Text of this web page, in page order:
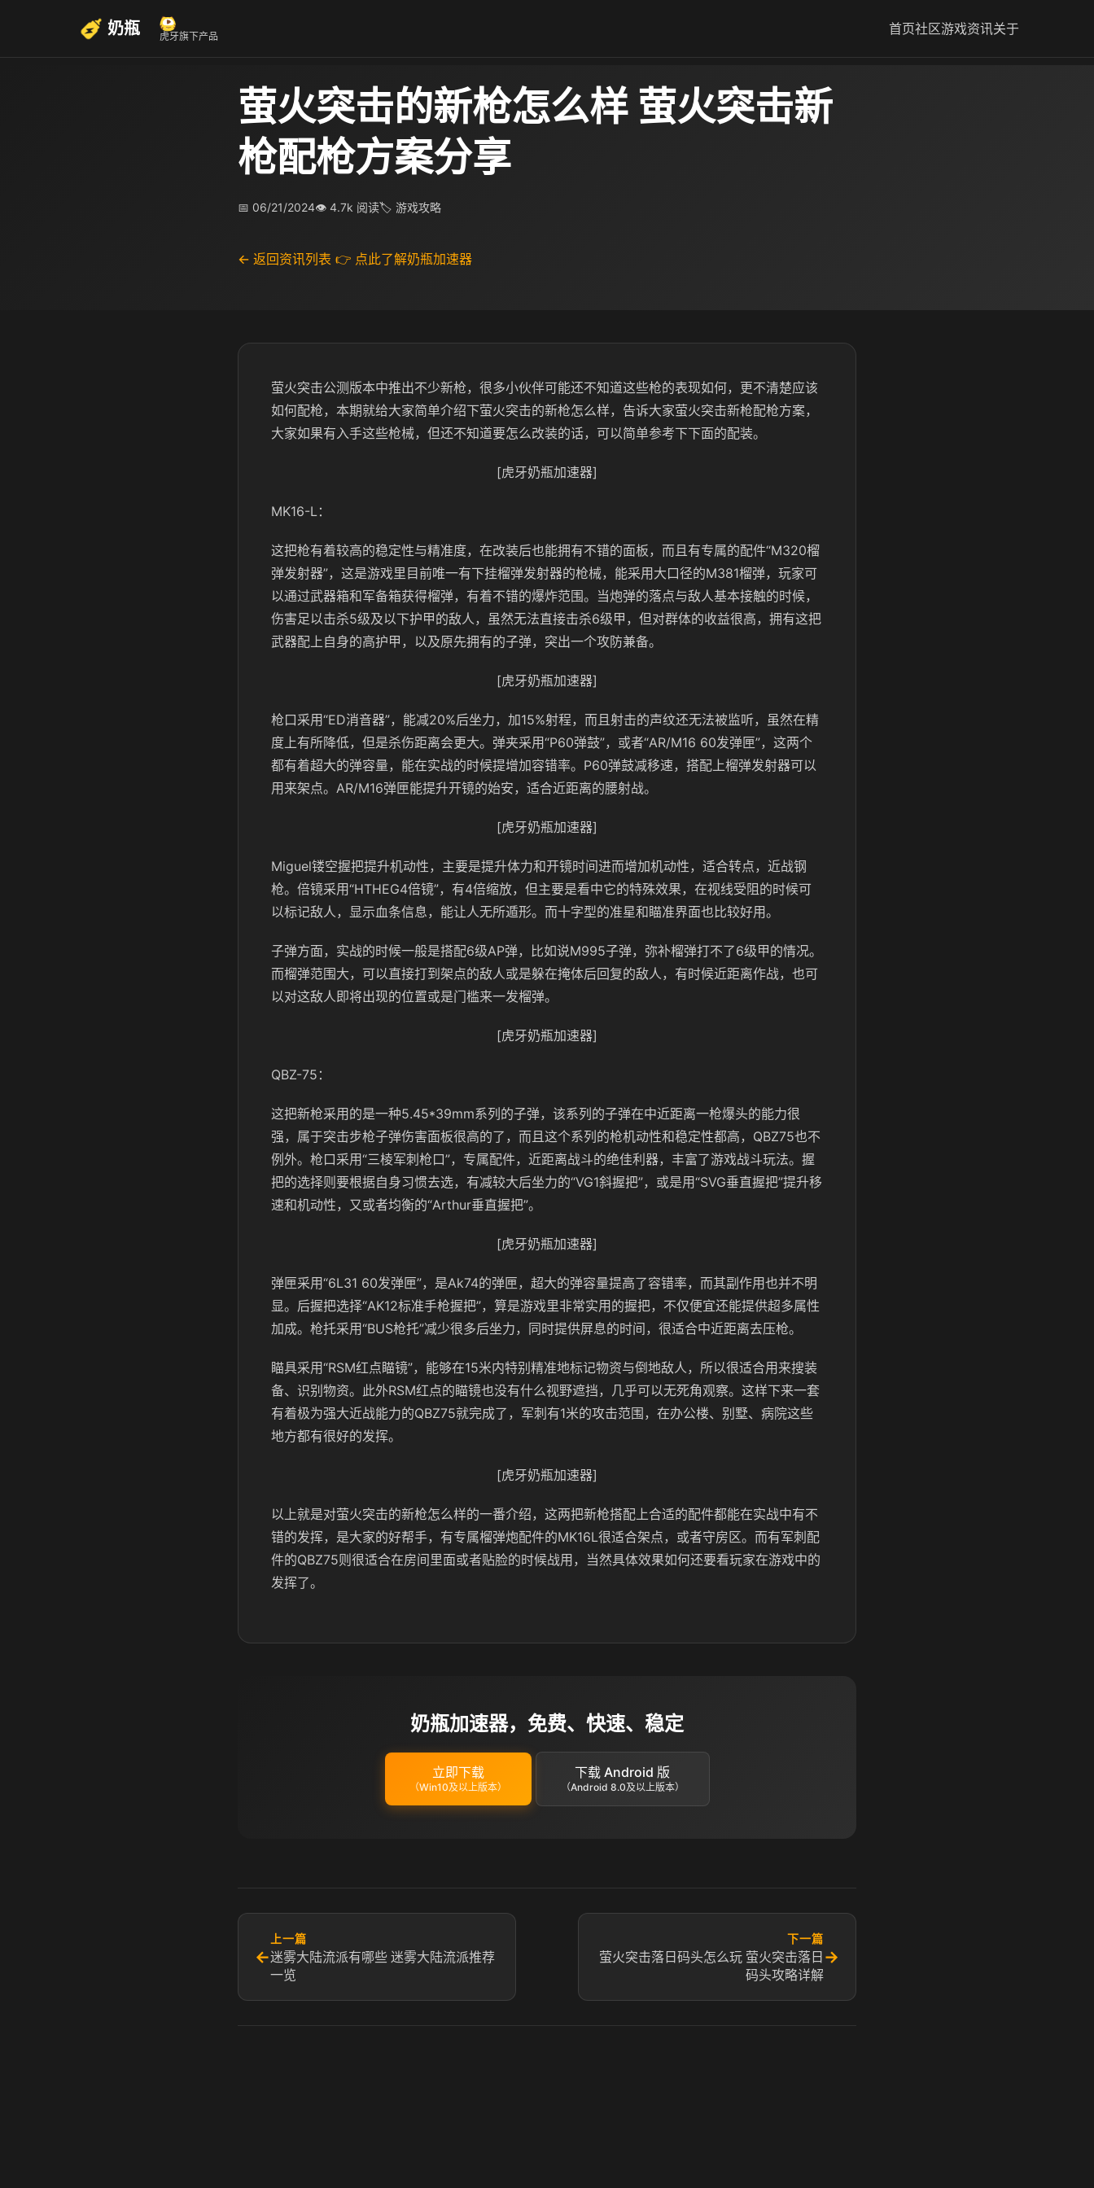
奶瓶 虎牙旗下产品 首页社区游戏资讯关于
萤火突击的新枪怎么样 萤火突击新
枪配枪方案​分享
📅 06/21/2024👁 4.7k 阅读🏷 游戏攻略
← 返回资讯列表 👉 点此了解奶瓶加速器
萤火突击公测版本中推出不少新枪，很多小伙伴可能还不知道这些枪的表现如何，更不清楚应该
如何配枪，本期就给大家简单介绍下萤火突击的新枪怎么样，告诉大家萤火突击新枪配枪方案，
大家如果有入手这些枪械，但还不知道要怎么改装的话，可以简单参考下下面的配装。
[虎牙奶瓶加速器]
MK16-L：
这把枪有着较高的稳定性与精准度，在改装后也能拥有不错的面板，而且有专属的配件“M320榴
弹发射器”，这是游戏里目前唯一有下挂榴弹发射器的枪械，能采用大口径的M381榴弹，玩家可
以通过武器箱和军备箱获得榴弹，有着不错的爆炸范围。当炮弹的落点与敌人基本接触的时候，
伤害足以击杀5级及以下护甲的敌人，虽然无法直接击杀6级甲，但对群体的收益很高，拥有这把
武器配上自身的高护甲，以及原先拥有的子弹，突出一个攻防兼备。
[虎牙奶瓶加速器]
枪口采用“ED消音器”，能减20%后坐力，加15%射程，而且射击的声纹还无法被监听，虽然在精
度上有所降低，但是杀伤距离会更大。弹夹采用“P60弹鼓”，或者“AR/M16 60发弹匣”，这两个
都有着超大的弹容量，能在实战的时候提增加容错率。P60弹鼓减移速，搭配上榴弹发射器可以
用来架点。AR/M16弹匣能提升开镜的始安，适合近距离的腰射战。
[虎牙奶瓶加速器]
Miguel镂空握把提升机动性，主要是提升体力和开镜时间进而增加机动性，适合转点，近战钢
枪。倍镜采用“HTHEG4倍镜”，有4倍缩放，但主要是看中它的特殊效果，在视线受阻的时候可
以标记敌人，显示血条信息，能让人无所遁形。而十字型的准星和瞄准界面也比较好用。
子弹方面，实战的时候一般是搭配6级AP弹，比如说M995子弹，弥补榴弹打不了6级甲的情况。
而榴弹范围大，可以直接打到架点的敌人或是躲在掩体后回复的敌人，有时候近距离作战，也可
以对这敌人即将出现的位置或是门槛来一发榴弹。
[虎牙奶瓶加速器]
QBZ-75：
这把新枪采用的是一种5.45*39mm系列的子弹，该系列的子弹在中近距离一枪爆头的能力很
强，属于突击步枪子弹伤害面板很高的了，而且这个系列的枪机动性和稳定性都高，QBZ75也不
例外。枪口采用“三棱军刺枪口”，专属配件，近距离战斗的绝佳利器，丰富了游戏战斗玩法。握
把的选择则要根据自身习惯去选，有减较大后坐力的“VG1斜握把”，或是用“SVG垂直握把”提升移
速和机动性，又或者均衡的“Arthur垂直握把”。
[虎牙奶瓶加速器]
弹匣采用“6L31 60发弹匣”，是Ak74的弹匣，超大的弹容量提高了容错率，而其副作用也并不明
显。后握把选择“AK12标准手枪握把”，算是游戏里非常实用的握把，不仅便宜还能提供超多属性
加成。枪托采用“BUS枪托”减少很多后坐力，同时提供屏息的时间，很适合中近距离去压枪。
瞄具采用“RSM红点瞄镜”，能够在15米内特别精准地标记物资与倒地敌人，所以很适合用来搜装
备、识别物资。此外RSM红点的瞄镜也没有什么视野遮挡，几乎可以无死角观察。这样下来一套
有着极为强大近战能力的QBZ75就完成了，军刺有1米的攻击范围，在办公楼、别墅、病院这些
地方都有很好的发挥。
[虎牙奶瓶加速器]
以上就是对萤火突击的新枪怎么样的一番介绍，这两把新枪搭配上合适的配件都能在实战中有不
错的发挥，是大家的好帮手，有专属榴弹炮配件的MK16L很适合架点，或者守房区。而有军刺配
件的QBZ75则很适合在房间里面或者贴脸的时候战用，当然具体效果如何还要看玩家在游戏中的
发挥了。
奶瓶加速器，免费、快速、稳定
立即下载
（Win10及以上版本）
下载 Android 版
（Android 8.0及以上版本）
←
上一篇
迷雾大陆流派有哪些 迷雾大陆流派推荐
一览
下一篇
萤火突击落日码头怎么玩 萤火突击落日
码头攻略详解
→